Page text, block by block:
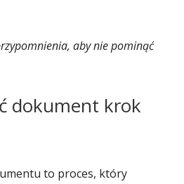
aby nie pominąć
dokument krok
to proces, który